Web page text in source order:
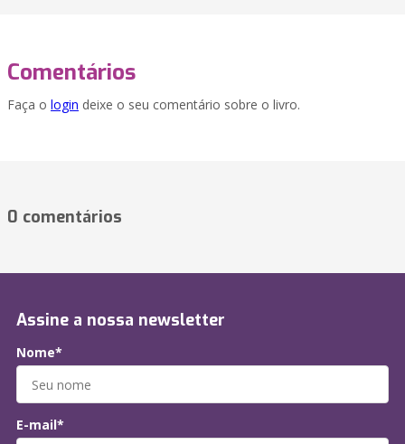
Comentários
Faça o login deixe o seu comentário sobre o livro.
0 comentários
Assine a nossa newsletter
Nome*
E-mail*